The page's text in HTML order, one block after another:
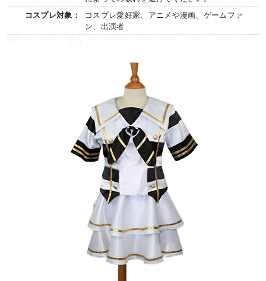
コスプレ対象：
コスプレ愛好家、アニメや漫画、ゲームファ
ン、出演者